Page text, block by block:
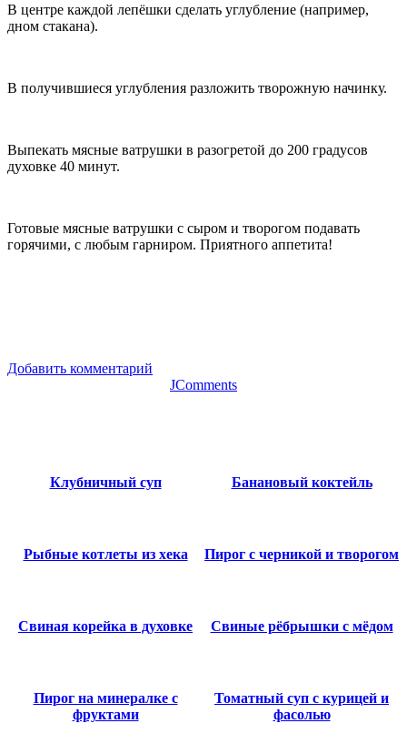
В центре каждой лепёшки сделать углубление (например,
дном стакана).
В получившиеся углубления разложить творожную начинку.
Выпекать мясные ватрушки в разогретой до 200 градусов
духовке 40 минут.
Готовые мясные ватрушки с сыром и творогом подавать
горячими, с любым гарниром. Приятного аппетита!
Добавить комментарий
JComments
Клубничный суп Банановый коктейль
Рыбные котлеты из хека Пирог с черникой и творогом
Свиная корейка в духовке Свиные рёбрышки с мёдом
Пирог на минералке с
фруктами
Томатный суп с курицей и
фасолью